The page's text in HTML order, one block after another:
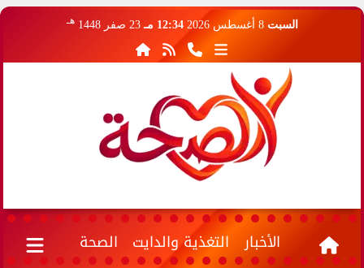
السبت 8 أغسطس 2026 12:34 مـ 23 صفر 1448 هـ
الأخبار التغذية والدايت الصحة